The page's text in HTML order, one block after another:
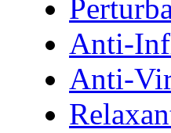
Anti-
Anti-